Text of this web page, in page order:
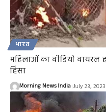
भारत
महिलाओं का वीडियो वायरल
हिंसा
Morning News India July 23, 2023